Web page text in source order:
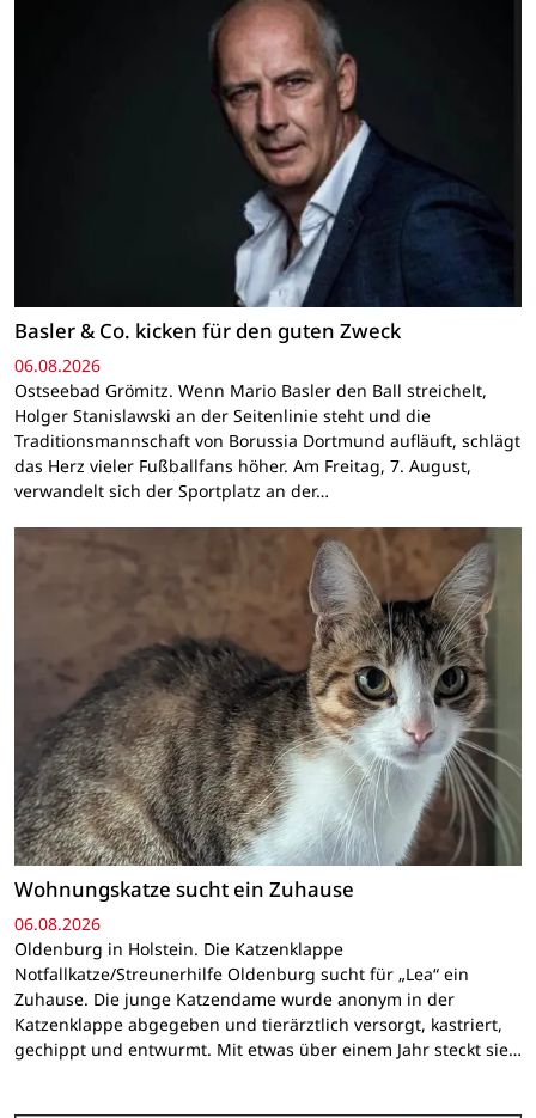
Basler & Co. kicken für den guten Zweck
06.08.2026
Ostseebad Grömitz. Wenn Mario Basler den Ball streichelt,
Holger Stanislawski an der Seitenlinie steht und die
Traditionsmannschaft von Borussia Dortmund aufläuft, schlägt
das Herz vieler Fußballfans höher. Am Freitag, 7. August,
verwandelt sich der Sportplatz an der…
Wohnungskatze sucht ein Zuhause
06.08.2026
Oldenburg in Holstein. Die Katzenklappe
Notfallkatze/Streunerhilfe Oldenburg sucht für „Lea“ ein
Zuhause. Die junge Katzendame wurde anonym in der
Katzenklappe abgegeben und tierärztlich versorgt, kastriert,
gechippt und entwurmt. Mit etwas über einem Jahr steckt sie…